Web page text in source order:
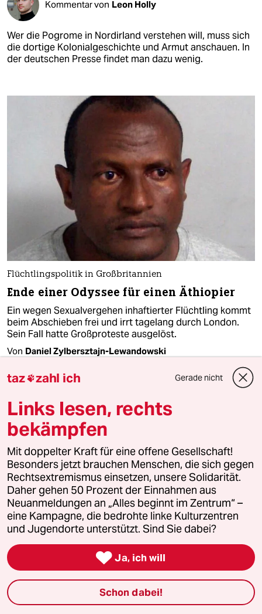
Kommentar von Leon Holly
Wer die Pogrome in Nordirland verstehen will, muss sich
die dortige Kolonialgeschichte und Armut anschauen. In
der deutschen Presse findet man dazu wenig.
Flüchtlingspolitik in Großbritannien
Ende einer Odyssee für einen Äthiopier
Ein wegen Sexualvergehen inhaftierter Flüchtling kommt
beim Abschieben frei und irrt tagelang durch London.
Sein Fall hatte Großproteste ausgelöst.
Von Daniel Zylbersztajn-Lewandowski
Kontroverses Urteil in Großbritannien
Bootsflüchtling ist jetzt verurteilter
Sexualstraftäter
taz zahl ich Gerade nicht
Links lesen, rechts
bekämpfen
Mit doppelter Kraft für eine offene Gesellschaft!
Besonders jetzt brauchen Menschen, die sich gegen
Rechtsextremismus einsetzen, unsere Solidarität.
Daher gehen 50 Prozent der Einnahmen aus
Neuanmeldungen an „Alles beginnt im Zentrum“ –
eine Kampagne, die bedrohte linke Kulturzentren
und Jugendorte unterstützt. Sind Sie dabei?
 Ja, ich will
Schon dabei!